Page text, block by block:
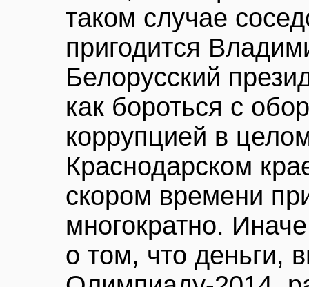
таком случае
пригодится
Белорусский
как бороться с
коррупцией в
Краснодарском
скором времени
многократно.
о том, что деньги,